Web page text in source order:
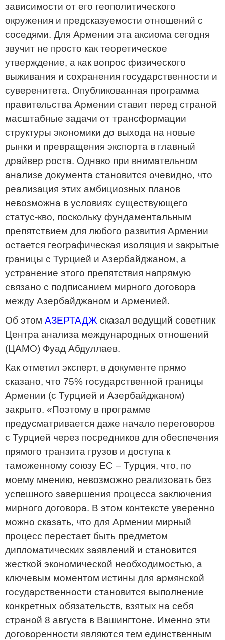
зависимости от его геополитического
окружения и предсказуемости отношений с
соседями. Для Армении эта аксиома сегодня
звучит не просто как теоретическое
утверждение, а как вопрос физического
выживания и сохранения государственности и
суверенитета. Опубликованная программа
правительства Армении ставит перед страной
масштабные задачи от трансформации
структуры экономики до выхода на новые
рынки и превращения экспорта в главный
драйвер роста. Однако при внимательном
анализе документа становится очевидно, что
реализация этих амбициозных планов
невозможна в условиях существующего
статус-кво, поскольку фундаментальным
препятствием для любого развития Армении
остается географическая изоляция и закрытые
границы с Турцией и Азербайджаном, а
устранение этого препятствия напрямую
связано с подписанием мирного договора
между Азербайджаном и Арменией.
Об этом АЗЕРТАДЖ сказал ведущий советник
Центра анализа международных отношений
(ЦАМО) Фуад Абдуллаев.
Как отметил эксперт, в документе прямо
сказано, что 75% государственной границы
Армении (с Турцией и Азербайджаном)
закрыто. «Поэтому в программе
предусматривается даже начало переговоров
с Турцией через посредников для обеспечения
прямого транзита грузов и доступа к
таможенному союзу ЕС – Турция, что, по
моему мнению, невозможно реализовать без
успешного завершения процесса заключения
мирного договора. В этом контексте уверенно
можно сказать, что для Армении мирный
процесс перестает быть предметом
дипломатических заявлений и становится
жесткой экономической необходимостью, а
ключевым моментом истины для армянской
государственности становится выполнение
конкретных обязательств, взятых на себя
страной 8 августа в Вашингтоне. Именно эти
договоренности являются тем единственным